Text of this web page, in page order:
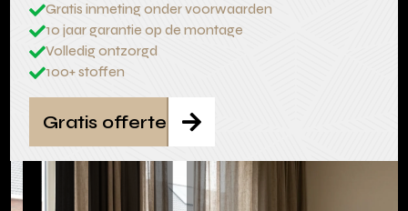
Gratis inmeting onder voorwaarden
10 jaar garantie op de montage
Volledig ontzorgd
100+ stoffen

Gratis offerte